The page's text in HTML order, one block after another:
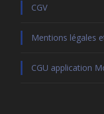
CGV
Mentions légales
CGU application